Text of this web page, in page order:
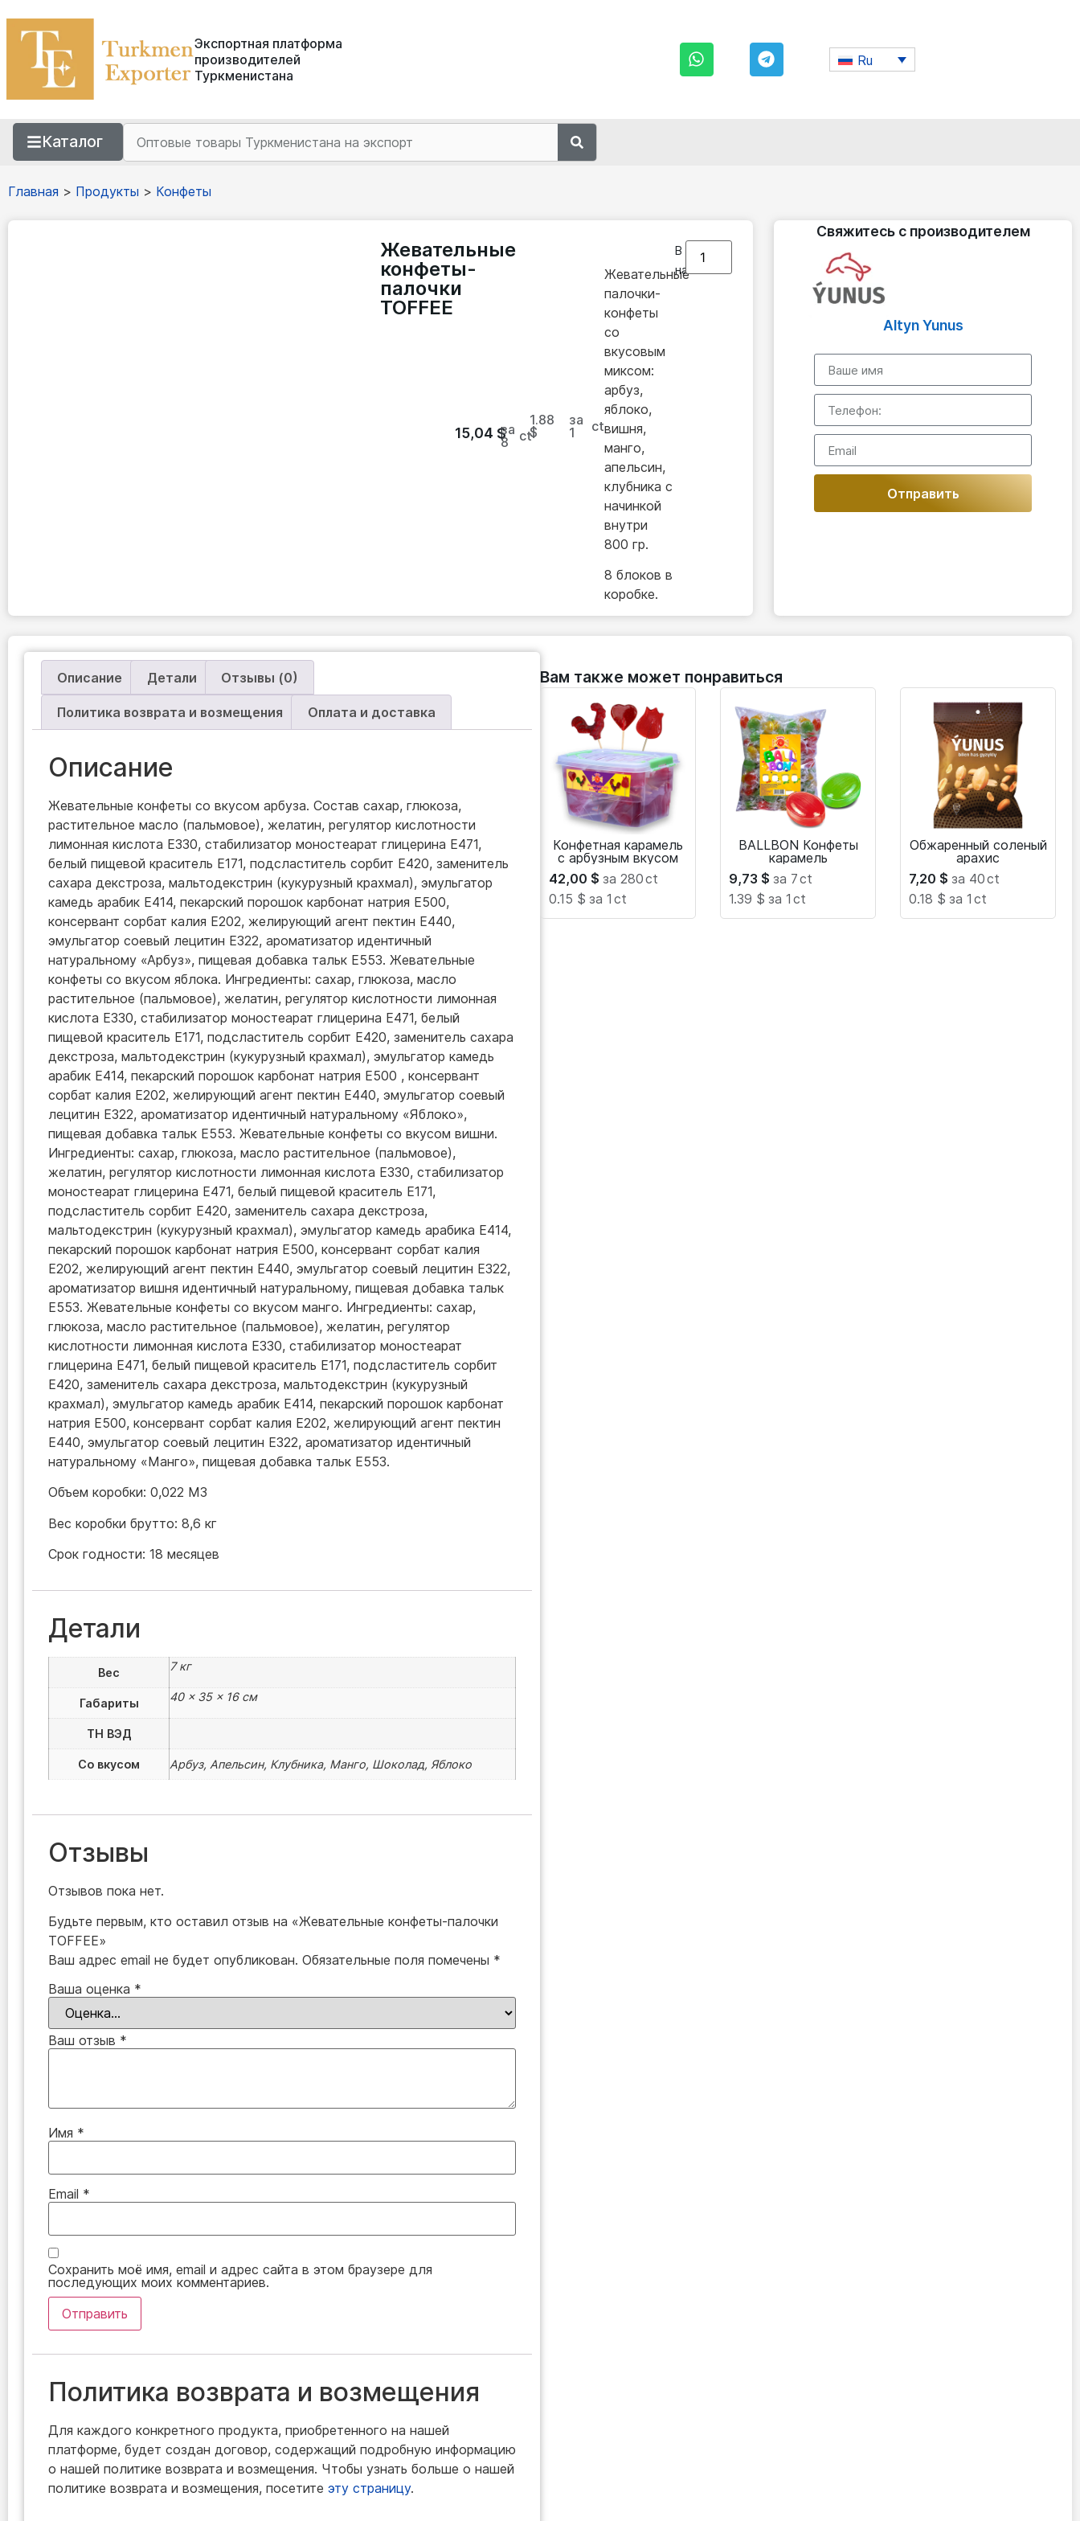
Экспортная платформа
производителей
Туркменистана
Ru
Каталог
Главная > Продукты > Конфеты
Жевательные
конфеты-
палочки
TOFFEE
15,04 $за
8
ct
1.88
$
за
1
ct
Жевательные
палочки-
конфеты
со
вкусовым
миксом:
арбуз,
яблоко,
вишня,
манго,
апельсин,
клубника с
начинкой
внутри
800 гр.
8 блоков в
коробке.
В
наличии
Свяжитесь с производителем
Altyn Yunus
Отправить
Описание Детали Отзывы (0)
Политика возврата и возмещения Оплата и доставка
Описание
Жевательные конфеты со вкусом арбуза. Состав сахар, глюкоза,
растительное масло (пальмовое), желатин, регулятор кислотности
лимонная кислота Е330, стабилизатор моностеарат глицерина Е471,
белый пищевой краситель Е171, подсластитель сорбит Е420, заменитель
сахара декстроза, мальтодекстрин (кукурузный крахмал), эмульгатор
камедь арабик Е414, пекарский порошок карбонат натрия Е500,
консервант сорбат калия Е202, желирующий агент пектин Е440,
эмульгатор соевый лецитин Е322, ароматизатор идентичный
натуральному «Арбуз», пищевая добавка тальк Е553. Жевательные
конфеты со вкусом яблока. Ингредиенты: сахар, глюкоза, масло
растительное (пальмовое), желатин, регулятор кислотности лимонная
кислота Е330, стабилизатор моностеарат глицерина Е471, белый
пищевой краситель Е171, подсластитель сорбит Е420, заменитель сахара
декстроза, мальтодекстрин (кукурузный крахмал), эмульгатор камедь
арабик Е414, пекарский порошок карбонат натрия Е500 , консервант
сорбат калия Е202, желирующий агент пектин Е440, эмульгатор соевый
лецитин Е322, ароматизатор идентичный натуральному «Яблоко»,
пищевая добавка тальк Е553. Жевательные конфеты со вкусом вишни.
Ингредиенты: сахар, глюкоза, масло растительное (пальмовое),
желатин, регулятор кислотности лимонная кислота Е330, стабилизатор
моностеарат глицерина Е471, белый пищевой краситель Е171,
подсластитель сорбит Е420, заменитель сахара декстроза,
мальтодекстрин (кукурузный крахмал), эмульгатор камедь арабика Е414,
пекарский порошок карбонат натрия Е500, консервант сорбат калия
Е202, желирующий агент пектин Е440, эмульгатор соевый лецитин Е322,
ароматизатор вишня идентичный натуральному, пищевая добавка тальк
Е553. Жевательные конфеты со вкусом манго. Ингредиенты: сахар,
глюкоза, масло растительное (пальмовое), желатин, регулятор
кислотности лимонная кислота Е330, стабилизатор моностеарат
глицерина Е471, белый пищевой краситель Е171, подсластитель сорбит
Е420, заменитель сахара декстроза, мальтодекстрин (кукурузный
крахмал), эмульгатор камедь арабик Е414, пекарский порошок карбонат
натрия Е500, консервант сорбат калия Е202, желирующий агент пектин
Е440, эмульгатор соевый лецитин Е322, ароматизатор идентичный
натуральному «Манго», пищевая добавка тальк Е553.
Объем коробки: 0,022 M3
Вес коробки брутто: 8,6 кг
Срок годности: 18 месяцев
Детали
Вес 7 кг
Габариты 40 × 35 × 16 см
ТН ВЭД
Со вкусом Арбуз, Апельсин, Клубника, Манго, Шоколад, Яблоко
Отзывы
Отзывов пока нет.
Будьте первым, кто оставил отзыв на «Жевательные конфеты-палочки
TOFFEE»
Ваш адрес email не будет опубликован. Обязательные поля помечены *
Ваша оценка *
Ваш отзыв *
Имя *
Email *
Сохранить моё имя, email и адрес сайта в этом браузере для
последующих моих комментариев.
Политика возврата и возмещения
Для каждого конкретного продукта, приобретенного на нашей
платформе, будет создан договор, содержащий подробную информацию
о нашей политике возврата и возмещения. Чтобы узнать больше о нашей
политике возврата и возмещения, посетите эту страницу.
Вам также может понравиться
Конфетная карамель
с арбузным вкусом
42,00 $ за 280ct
0.15 $ за 1 ct
BALLBON Конфеты
карамель
9,73 $ за 7ct
1.39 $ за 1 ct
Обжаренный соленый
арахис
7,20 $ за 40ct
0.18 $ за 1 ct